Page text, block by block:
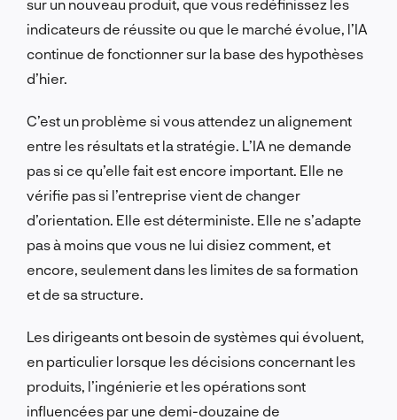
sur un nouveau produit, que vous redéfinissez les
indicateurs de réussite ou que le marché évolue, l’IA
continue de fonctionner sur la base des hypothèses
d’hier.
C’est un problème si vous attendez un alignement
entre les résultats et la stratégie. L’IA ne demande
pas si ce qu’elle fait est encore important. Elle ne
vérifie pas si l’entreprise vient de changer
d’orientation. Elle est déterministe. Elle ne s’adapte
pas à moins que vous ne lui disiez comment, et
encore, seulement dans les limites de sa formation
et de sa structure.
Les dirigeants ont besoin de systèmes qui évoluent,
en particulier lorsque les décisions concernant les
produits, l’ingénierie et les opérations sont
influencées par une demi-douzaine de